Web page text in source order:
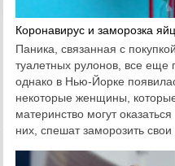
Коронавирус и заморозка
Паника, связанная с
туалетных рулонов, все еще
однако в Нью-Йорке
некоторые женщины,
материнство могут
них, спешат заморозить свои